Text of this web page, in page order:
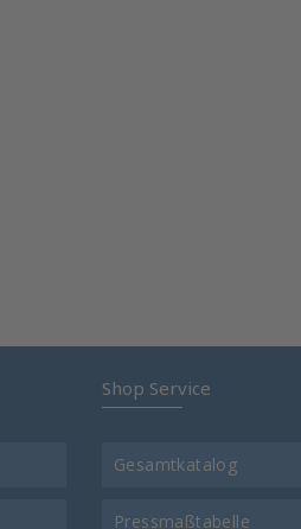
Shop Service
Gesamtkatalog
Pressmaßtabelle